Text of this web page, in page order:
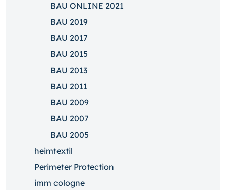
BAU ONLINE 2021
BAU 2019
BAU 2017
BAU 2015
BAU 2013
BAU 2011
BAU 2009
BAU 2007
BAU 2005
heimtextil
Perimeter Protection
imm cologne